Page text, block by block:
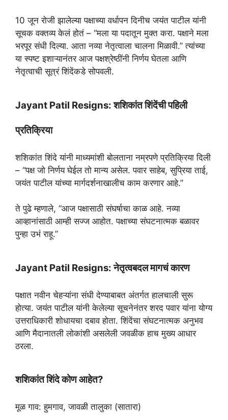
10 जून रोजी झालेल्या पक्षाच्या वर्धापन दिनीच जयंत पाटील यांनी
सूचक वक्तव्य केलं होतं – “मला या पदातून मुक्त करा. पक्षाने मला
भरपूर संधी दिल्या. आता नव्या नेतृत्वाला चालना मिळावी.” त्यांच्या
या स्पष्ट इशाऱ्यानंतर आज पक्षश्रेष्ठींनी निर्णय घेतला आणि
नेतृत्वाची सूत्रं शिंदेंकडे सोपवली.
Jayant Patil Resigns: शशिकांत शिंदेंची पहिली
प्रतिक्रिया
शशिकांत शिंदे यांनी माध्यमांशी बोलताना नम्रपणे प्रतिक्रिया दिली
– “पक्ष जो निर्णय घेईल तो मान्य असेल. पवार साहेब, सुप्रिया ताई,
जयंत पाटील यांच्या मार्गदर्शनाखालीच काम करणार आहे.”
ते पुढे म्हणाले, “आज पक्षासाठी संघर्षाचा काळ आहे. नव्या
आव्हानांसाठी आम्ही सज्ज आहोत. पक्षाच्या संघटनात्मक बळावर
पुन्हा उभं राहू.”
Jayant Patil Resigns: नेतृत्वबदल मागचं कारण
पक्षात नवीन चेहऱ्यांना संधी देण्याबाबत अंतर्गत हालचाली सुरू
होत्या. जयंत पाटील यांनी केलेल्या सूचनेनंतर शरद पवार यांना योग्य
उत्तराधिकारी शोधायचा दबाव होता. शिंदेंचा संघटनात्मक अनुभव
आणि मैदानातली लोकांशी असलेली जवळीक हाच मुख्य आधार
ठरला.
शशिकांत शिंदे कोण आहेत?
मूळ गाव: हुमगाव, जावळी तालुका (सातारा)